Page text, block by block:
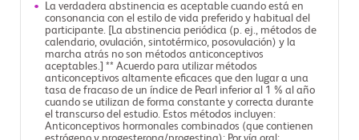
La verdadera abstinencia es aceptable cuando está en
consonancia con el estilo de vida preferido y habitual del
participante. [La abstinencia periódica (p. ej., métodos de
calendario, ovulación, sintotérmico, posovulación) y la
marcha atrás no son métodos anticonceptivos
aceptables.] ** Acuerdo para utilizar métodos
anticonceptivos altamente eficaces que den lugar a una
tasa de fracaso de un índice de Pearl inferior al 1 % al año
cuando se utilizan de forma constante y correcta durante
el transcurso del estudio. Estos métodos incluyen:
Anticonceptivos hormonales combinados (que contienen